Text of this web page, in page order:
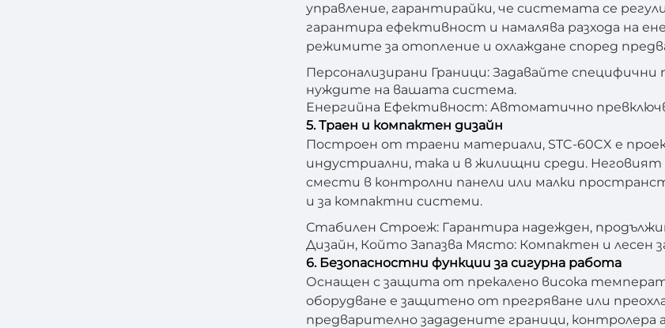
управление, гарантирайки, че системата се
гарантира ефективност и намалява разхода на
режимите за отопление и охлаждане според
Персонализирани Граници: Задавайте
нуждите на вашата система.
Енергийна Ефективност: Автоматично
5. Траен и компактен дизайн
Построен от траени материали, STC-60CX е
индустриални, така и в жилищни среди. Неговият
смести в контролни панели или малки
и за компактни системи.
Стабилен Строеж: Гарантира надежден,
Дизайн, Който Запазва Място: Компактен и лесен
6. Безопасностни функции за сигурна работа
Оснащен с защита от прекалено висока
оборудване е защитено от прегряване или
предварително зададените граници,